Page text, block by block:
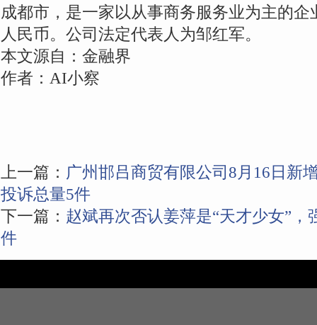
成都市，是一家以从事商务服务业为主的企
人民币。公司法定代表人为邹红军。
本文源自：金融界
作者：AI小察
上一篇： 广州邯吕商贸有限公司8月16日新
投诉总量5件
下一篇： 赵斌再次否认姜萍是“天才少女”
件